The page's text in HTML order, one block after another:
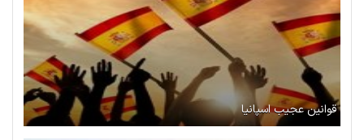
قوانین عجیب اسپانیا